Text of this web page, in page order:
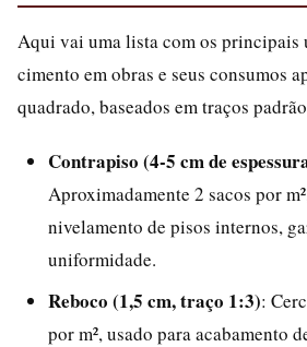
Aqui vai uma lista com os principais
cimento em obras e seus consumos
quadrado, baseados em traços
Contrapiso (4-5 cm de
Aproximadamente 2 sacos por
nivelamento de pisos internos,
uniformidade.
Reboco (1,5 cm, traço 1:3):
por m², usado para acabamento